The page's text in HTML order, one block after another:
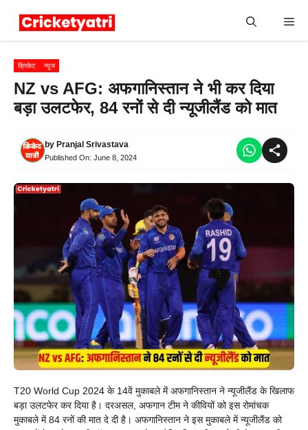
क्रिकेट न्यूज
NZ vs AFG: अफगानिस्तान ने भी कर दिया
बड़ा उलटफेर, 84 रनों से दी न्यूजीलैंड को मात
by Pranjal Srivastava
Published On: June 8, 2024
T20 World Cup 2024 के 14वें मुकाबले में अफगानिस्तान ने न्यूजीलैंड के खिलाफ
बड़ा उलटफेर कर दिया है। दरअसल, अफगान टीम ने कीवियों को इस रोमांचक
मुकाबले में 84 रनों की मात दे दी है। अफगानिस्तान ने इस मुकाबले में न्यूजीलैंड को